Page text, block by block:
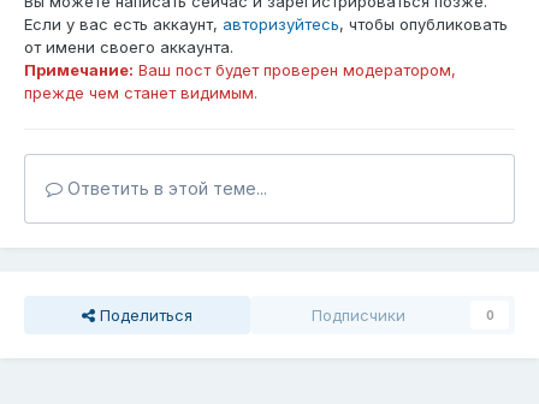
Если у вас есть аккаунт, авторизуйтесь, чтобы опубликовать
от имени своего аккаунта.
Примечание: Ваш пост будет проверен модератором,
прежде чем станет видимым.
Ответить в этой теме...
Поделиться Подписчики 0